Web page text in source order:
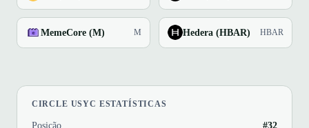
MemeCore (M) M Hedera (HBAR) HBAR
CIRCLE USYC ESTATÍSTICAS
Posição #32